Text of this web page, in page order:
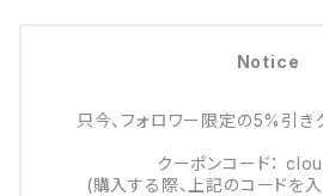
Notice
只今、フォロワー限定の5%引き
クーポンコード：
(購入する際、上記のコードを入